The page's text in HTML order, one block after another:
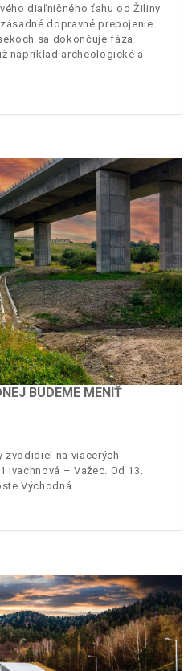
diaľničného ťahu od Žiliny
dopravné prepojenie
sa dokončuje fáza
napríklad archeologické a
BUDEME MENIŤ
zvodidiel na viacerých
Ivachnová – Važec. Od 13.
Východná.